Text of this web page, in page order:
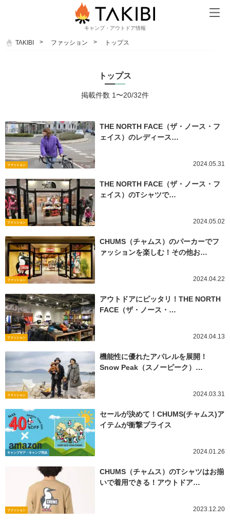
キャンプ・アウトドア情報
TAKIBI ファッション トップス
トップス
掲載件数 1〜20/32件
ファッション
THE NORTH FACE（ザ・ノース・フ
ェイス）のレディース…
2024.05.31
ファッション
THE NORTH FACE（ザ・ノース・フ
ェイス）のTシャツで…
2024.05.02
ファッション
CHUMS（チャムス）のパーカーでフ
ァッションを楽しむ！その他お…
2024.04.22
ファッション
アウトドアにピッタリ！THE NORTH
FACE（ザ・ノース・…
2024.04.13
ファッション
機能性に優れたアパレルを展開！
Snow Peak（スノーピーク）…
2024.03.31
キャンプギア・キャンプ用品
セールが決めて！CHUMS(チャムス)ア
イテムが衝撃プライス
2024.01.26
ファッション
CHUMS（チャムス）のTシャツはお揃
いで着用できる！アウトドア…
2023.12.20